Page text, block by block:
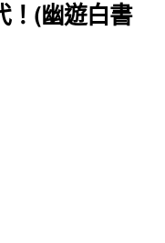
！(幽遊白書